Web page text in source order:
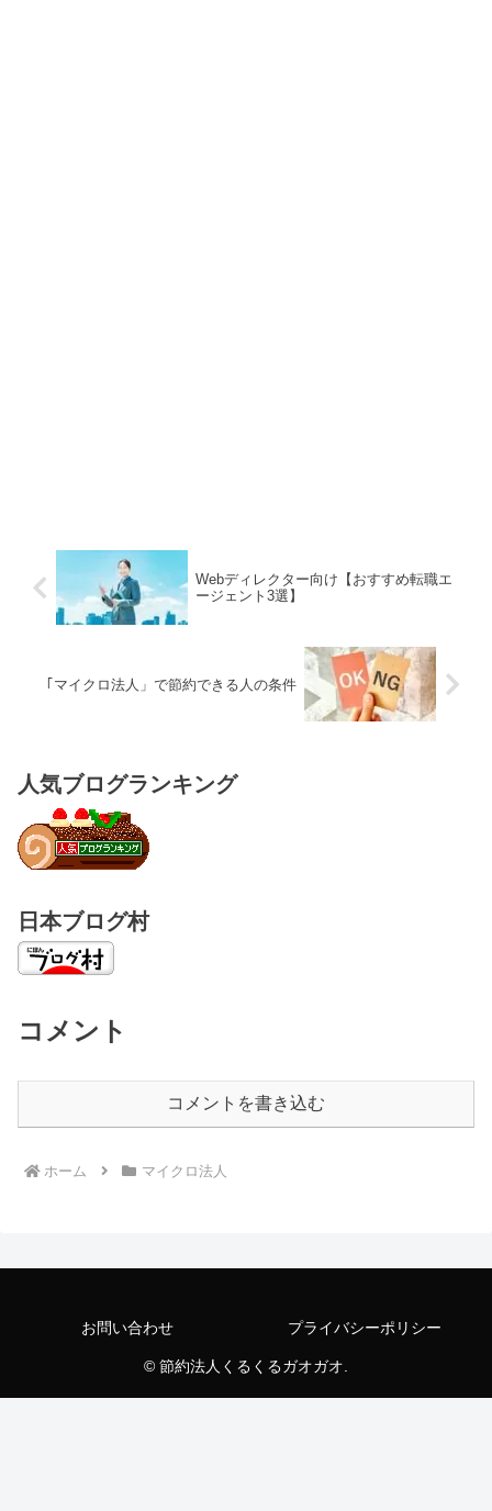
Webディレクター向け【おすすめ転職エ
ージェント3選】
｢マイクロ法人」で節約できる人の条件
人気ブログランキング
日本ブログ村
コメント
コメントを書き込む
ホーム マイクロ法人
お問い合わせ プライバシーポリシー
© 節約法人くるくるガオガオ.